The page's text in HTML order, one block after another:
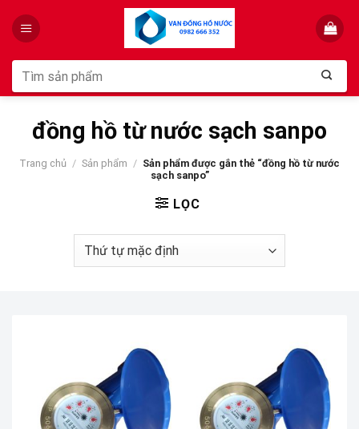
Tìm
kiếm:
đồng hồ từ nước sạch sanpo
Trang chủ / Sản phẩm / Sản phẩm được gắn thẻ “đồng hồ từ nước
sạch sanpo”
LỌC